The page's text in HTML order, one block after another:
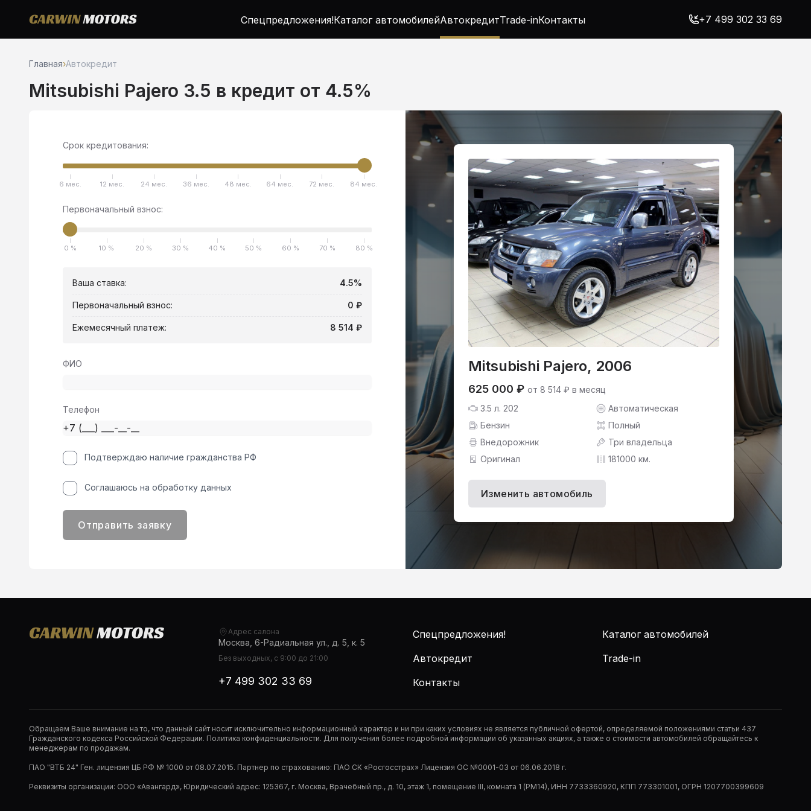
Спецпредложения!Каталог автомобилейАвтокредитTrade-inКонтакты +7 499 302 33 69
Главная›Автокредит
Mitsubishi Pajero 3.5 в кредит от 4.5%
Mitsubishi Pajero, 2006
625 000 ₽ от 8 514 ₽ в месяц
3.5 л. 202
Автоматическая
Бензин
Полный
Внедорожник
Три владельца
Оригинал
181000 км.
Изменить автомобиль
Срок кредитования:
6 мес. 12 мес. 24 мес. 36 мес. 48 мес. 64 мес. 72 мес. 84 мес.
Первоначальный взнос:
0 % 10 % 20 % 30 % 40 % 50 % 60 % 70 % 80 %
Ваша ставка: 4.5%
Первоначальный взнос: 0 ₽
Ежемесячный платеж: 8 514 ₽
ФИО
Телефон
Подтверждаю наличие гражданства РФ
Соглашаюсь на обработку данных
Отправить заявку
Адрес салона
Москва, 6-Радиальная ул., д. 5, к. 5
Без выходных, с 9:00 до 21:00
+7 499 302 33 69
Спецпредложения!
Каталог автомобилей
Автокредит
Trade-in
Контакты
Обращаем Ваше внимание на то, что данный сайт носит исключительно информационный характер и ни при каких условиях не является публичной офертой, определяемой положениями статьи 437
Гражданского кодекса Российской Федерации. Политика конфиденциальности. Для получения более подробной информации об указанных акциях, а также о стоимости автомобилей обращайтесь к
менеджерам по продажам.
ПАО "ВТБ 24" Ген. лицензия ЦБ РФ № 1000 от 08.07.2015. Партнер по страхованию: ПАО СК «Росгосстрах» Лицензия ОС №0001-03 от 06.06.2018 г.
Реквизиты организации: ООО «Авангард», Юридический адрес: 125367, г. Москва, Врачебный пр., д. 10, этаж 1, помещение III, комната 1 (РМ14), ИНН 7733360920, КПП 773301001, ОГРН 1207700399609